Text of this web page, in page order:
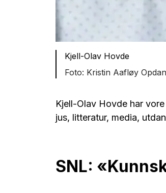
Kjell-Olav Hovde
Kristin Aafløy Opdan
Kjell-Olav Hovde har
jus, litteratur, media,
SNL: